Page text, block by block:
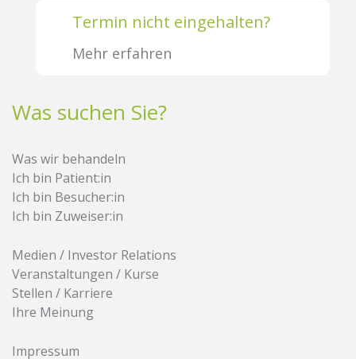
Termin nicht eingehalten?
Mehr erfahren
Was suchen Sie?
Was wir behandeln
Ich bin Patient:in
Ich bin Besucher:in
Ich bin Zuweiser:in
Medien / Investor Relations
Veranstaltungen / Kurse
Stellen / Karriere
Ihre Meinung
Impressum